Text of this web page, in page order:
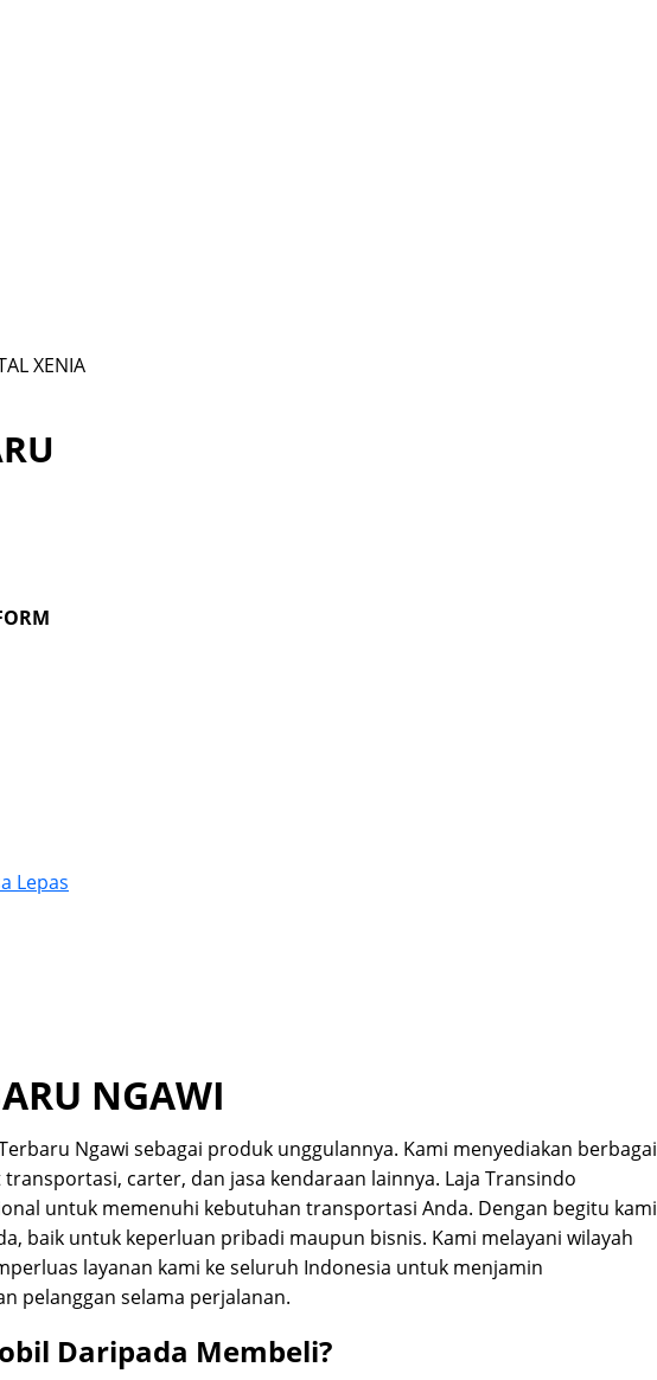
XENIA
Lepas
NGAWI
Ngawi sebagai produk unggulannya. Kami menyediakan berbagai
carter, dan jasa kendaraan lainnya. Laja Transindo
untuk memenuhi kebutuhan transportasi Anda. Dengan begitu kami
baik untuk keperluan pribadi maupun bisnis. Kami melayani wilayah
layanan kami ke seluruh Indonesia untuk menjamin
pelanggan selama perjalanan.
Daripada Membeli?